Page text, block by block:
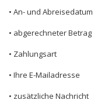
• An- und Abreisedatum
• abgerechneter Betrag
• Zahlungsart
• Ihre E-Mailadresse
• zusätzliche Nachricht